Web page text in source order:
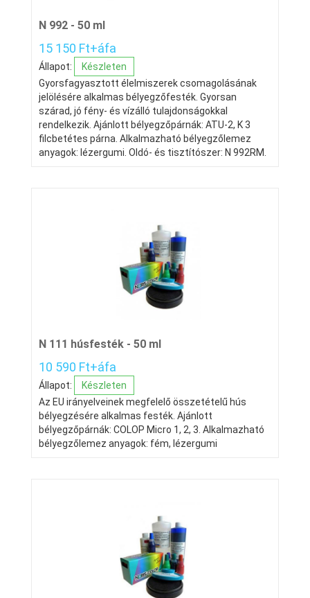
N 992 - 50 ml
15 150 Ft+áfa
Állapot:
Készleten
Gyorsfagyasztott élelmiszerek csomagolásának
jelölésére alkalmas bélyegzőfesték. Gyorsan
szárad, jó fény- és vízálló tulajdonságokkal
rendelkezik. Ajánlott bélyegzőpárnák: ATU-2, K 3
filcbetétes párna. Alkalmazható bélyegzőlemez
anyagok: lézergumi. Oldó- és tisztítószer: N 992RM.
N 111 húsfesték - 50 ml
10 590 Ft+áfa
Állapot:
Készleten
Az EU irányelveinek megfelelő összetételű hús
bélyegzésére alkalmas festék. Ajánlott
bélyegzőpárnák: COLOP Micro 1, 2, 3. Alkalmazható
bélyegzőlemez anyagok: fém, lézergumi